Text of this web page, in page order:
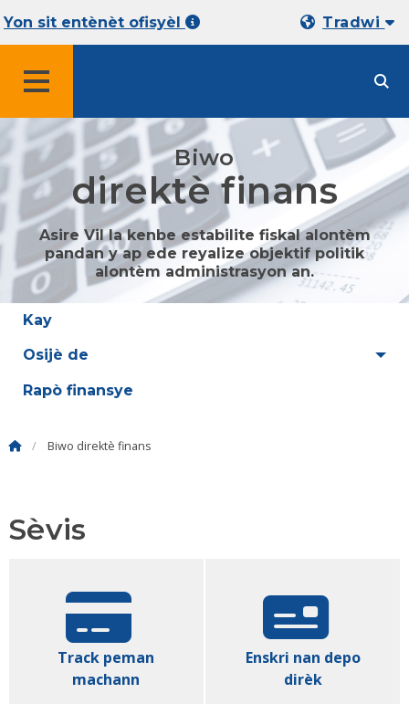
Yon sit entènèt ofisyèl Tradwi
Biwo
direktè finans
Asire Vil la kenbe estabilite fiskal alontèm
pandan y ap ede reyalize objektif politik
alontèm administrasyon an.
Kay
Osijè de
Rapò finansye
Biwo direktè finans
Sèvis
Track peman
machann
Enskri nan depo
dirèk